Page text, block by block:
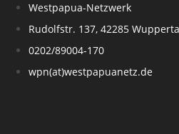
Westpapua-Netzwerk
Rudolfstr. 137, 42285
0202/89004-170
wpn(at)westpapuanetz.de